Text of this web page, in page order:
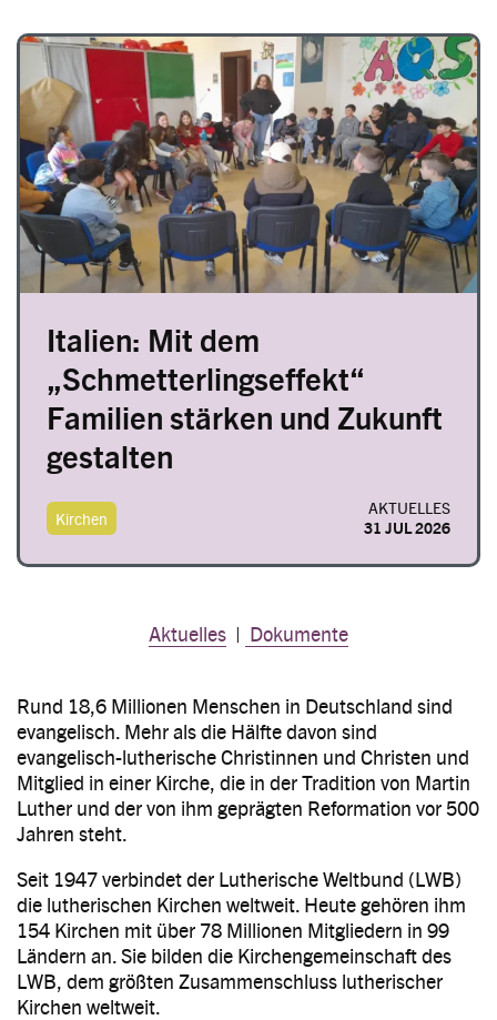
Image
Italien: Mit dem
„Schmetterlingseffekt“
Familien stärken und Zukunft
gestalten
Kirchen
AKTUELLES
31 JUL 2026
Aktuelles | Dokumente
Rund 18,6 Millionen Menschen in Deutschland sind
evangelisch. Mehr als die Hälfte davon sind
evangelisch-lutherische Christinnen und Christen und
Mitglied in einer Kirche, die in der Tradition von Martin
Luther und der von ihm geprägten Reformation vor 500
Jahren steht.
Seit 1947 verbindet der Lutherische Weltbund (LWB)
die lutherischen Kirchen weltweit. Heute gehören ihm
154 Kirchen mit über 78 Millionen Mitgliedern in 99
Ländern an. Sie bilden die Kirchengemeinschaft des
LWB, dem größten Zusammenschluss lutherischer
Kirchen weltweit.